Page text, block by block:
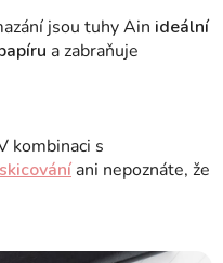
jsou tuhy Ain ideální
a zabraňuje
kombinaci s
ani nepoznáte, že